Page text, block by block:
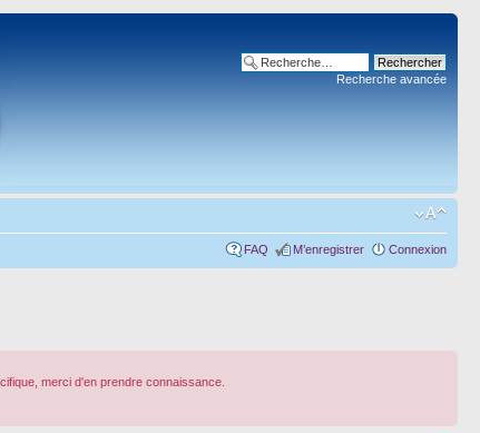
Recherche avancée
FAQ M’enregistrer Connexion
merci d'en prendre connaissance.